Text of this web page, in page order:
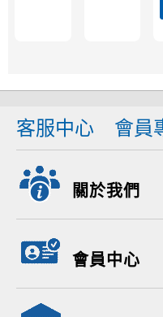
客服中心 會員
關於我們
會員中心